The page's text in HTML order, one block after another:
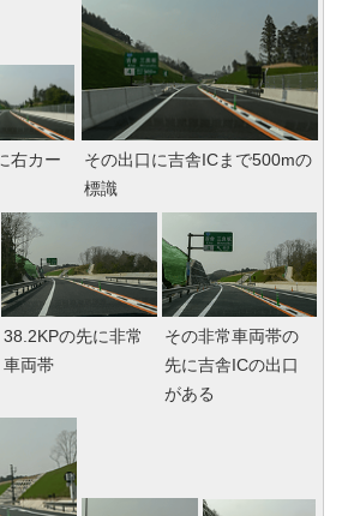
右カー
その出口に吉舎ICまで500mの
標識
38.2KPの先に非常
車両帯
その非常車両帯の
先に吉舎ICの出口
がある